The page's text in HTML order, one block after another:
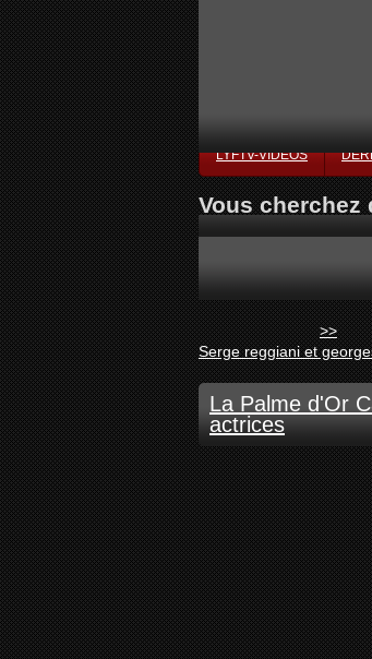
LYFTV-VIDÉOS
Vous cherchez
>>
Serge reggiani et
La Palme d'Or
actrices